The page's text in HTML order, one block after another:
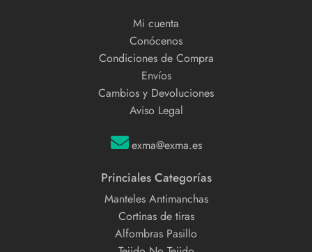
Mi cuenta
Conócenos
Condiciones de Compra
Envíos
Cambios y Devoluciones
Aviso Legal
exma@exma.es
Princiales Categorías
Manteles Antimanchas
Cortinas de tiras
Alfombras Pasillo